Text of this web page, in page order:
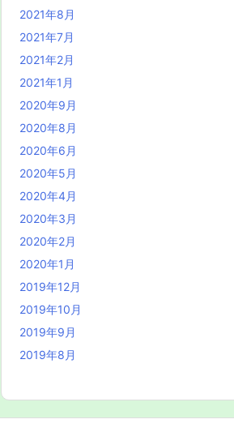
2021年8月
2021年7月
2021年2月
2021年1月
2020年9月
2020年8月
2020年6月
2020年5月
2020年4月
2020年3月
2020年2月
2020年1月
2019年12月
2019年10月
2019年9月
2019年8月